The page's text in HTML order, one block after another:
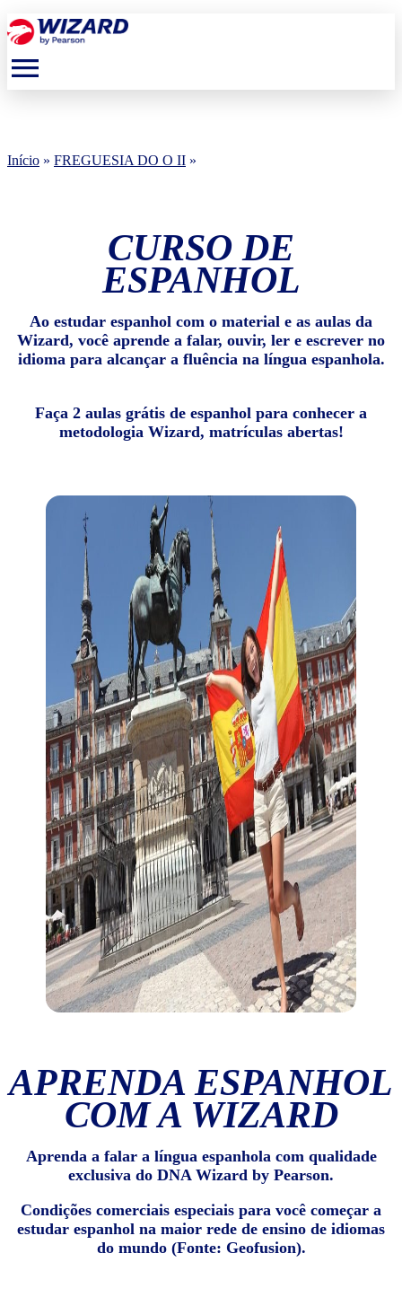
menu
Início » FREGUESIA DO O II »
CURSO DE
ESPANHOL
Ao estudar espanhol com o material e as aulas da
Wizard, você aprende a falar, ouvir, ler e escrever no
idioma para alcançar a fluência na língua espanhola.
Faça 2 aulas grátis de espanhol para conhecer a
metodologia Wizard, matrículas abertas!
APRENDA ESPANHOL
COM A WIZARD
Aprenda a falar a língua espanhola com qualidade
exclusiva do DNA Wizard by Pearson.
Condições comerciais especiais para você começar a
estudar espanhol na maior rede de ensino de idiomas
do mundo (Fonte: Geofusion).